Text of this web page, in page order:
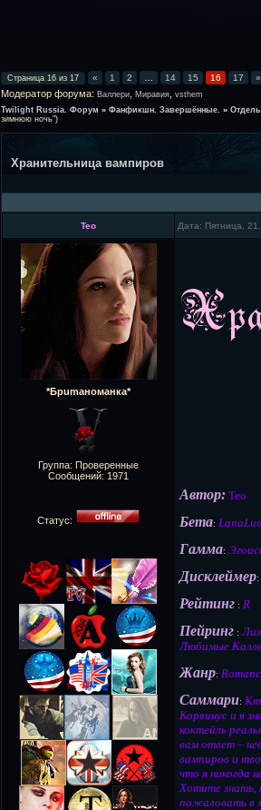
Страница 16 из 17 « 1 2 14 15 16 17 »
Модератор форума: Валлери Миравия vsthem
Twilight Russia. Форум » Фанфикшн. Завершённые. »
зимнюю ночь")
Хранительница вампиров
Teo Дата: Пятница,
*Брumaнoманка*
Группа: Проверенные
Сообщений: 1971
Статус:
Автор: Teo
Бета:
Гамма:
Дисклеймер:
Рейтинг : R
Пейринг :
Любимые
Жанр:
Саммари:
Корвинус и я
коктейль
вам ответ –
вампиров и
что я никогда
Хотите знать,
пожаловать в